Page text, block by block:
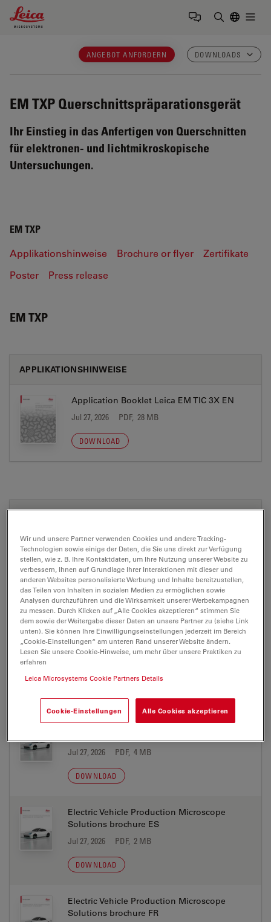
Leica Microsystems Logo
ANGEBOT ANFORDERN DOWNLOADS
EM TXP Querschnittspräparationsgerät
Ihr Einstieg in das Anfertigen von Querschnitten
für elektronen- und lichtmikroskopische
Untersuchungen.
EM TXP
Applikationshinweise Brochure or flyer
Zertifikate
Poster
Press release
EM TXP
APPLIKATIONSHINWEISE
Application Booklet Leica EM TIC 3X EN
Jul 27, 2026 PDF, 28 MB
DOWNLOAD
BROCHURE OR FLYER
Electric Vehicle Production Microscope
Solutions brochure CN
Jul 27, 2026 PDF, 2 MB
DOWNLOAD
Electric Vehicle Production Microscope
Solutions brochure DE
Electric Vehicle Production Microscope
Jul 27, 2026 PDF, 4 MB
DOWNLOAD
Electric Vehicle Production Microscope
Solutions brochure ES
Jul 27, 2026 PDF, 2 MB
DOWNLOAD
Electric Vehicle Production Microscope
Solutions brochure FR
Wir und unsere Partner verwenden Cookies und andere Tracking-
Technologien sowie einige der Daten, die Sie uns direkt zur Verfügung
stellen, wie z. B. Ihre Kontaktdaten, um Ihre Nutzung unserer Website zu
verbessern, Ihnen auf Grundlage Ihrer Interaktionen mit dieser und
anderen Websites personalisierte Werbung und Inhalte bereitzustellen,
das Teilen von Inhalten in sozialen Medien zu ermöglichen sowie
Analysen durchzuführen und die Wirksamkeit unserer Werbekampagnen
zu messen. Durch Klicken auf „Alle Cookies akzeptieren“ stimmen Sie
dem sowie der Weitergabe dieser Daten an unsere Partner zu (siehe Link
unten). Sie können Ihre Einwilligungseinstellungen jederzeit im Bereich
„Cookie-Einstellungen“ am unteren Rand unserer Website ändern.
Lesen Sie unsere Cookie-Hinweise, um mehr über unsere Praktiken zu
erfahren
Leica Microsystems Cookie Partners Details
Cookie-Einstellungen Alle Cookies akzeptieren